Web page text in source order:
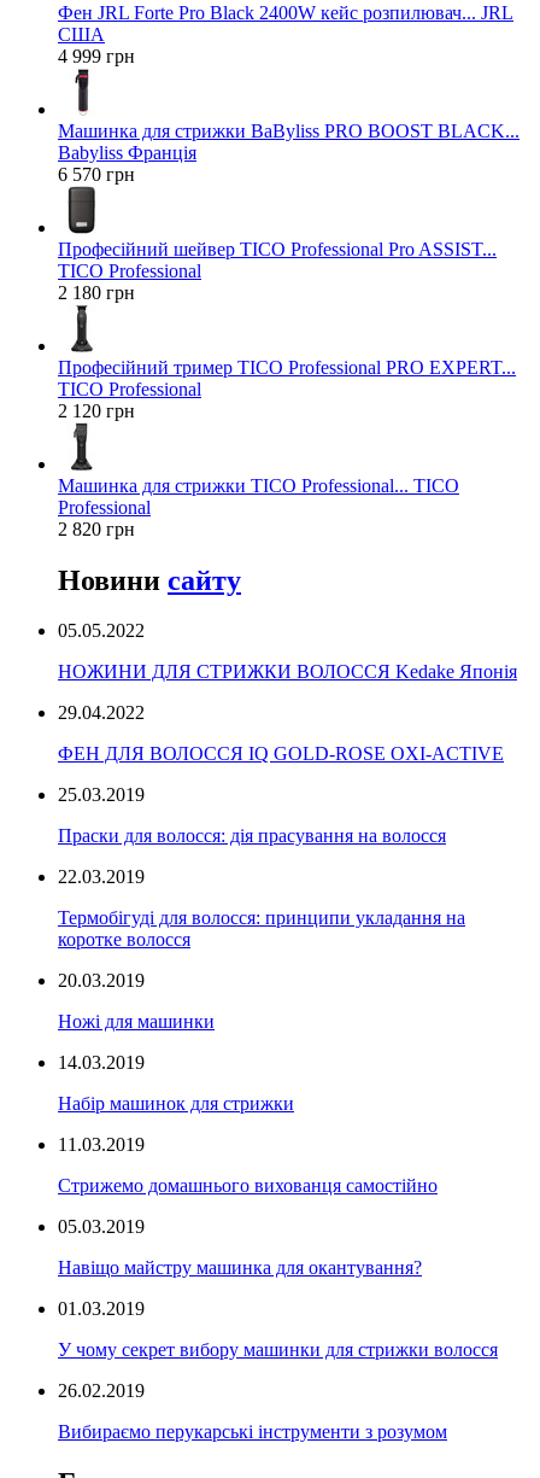
Фен JRL Forte Pro Black 2400W кейс розпилювач... JRL
США
4 999 грн
Машинка для стрижки BaByliss PRO BOOST BLACK...
Babyliss Франція
6 570 грн
Професійний шейвер TICO Professional Pro ASSIST...
TICO Professional
2 180 грн
Професійний тример TICO Professional PRO EXPERT...
TICO Professional
2 120 грн
Машинка для стрижки TICO Professional... TICO
Professional
2 820 грн
Новини сайту
05.05.2022
НОЖИНИ ДЛЯ СТРИЖКИ ВОЛОССЯ Kedake Японія
29.04.2022
ФЕН ДЛЯ ВОЛОССЯ IQ GOLD-ROSE OXI-ACTIVE
25.03.2019
Праски для волосся: дія прасування на волосся
22.03.2019
Термобігуді для волосся: принципи укладання на
коротке волосся
20.03.2019
Ножі для машинки
14.03.2019
Набір машинок для стрижки
11.03.2019
Стрижемо домашнього вихованця самостійно
05.03.2019
Навіщо майстру машинка для окантування?
01.03.2019
У чому секрет вибору машинки для стрижки волосся
26.02.2019
Вибираємо перукарські інструменти з розумом